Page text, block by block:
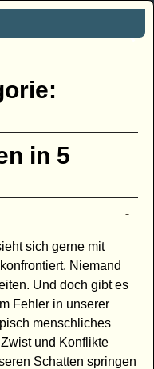
in 5
sich gerne mit
Niemand
Und doch gibt es
Fehler in unserer
menschliches
und Konflikte
Schatten springen